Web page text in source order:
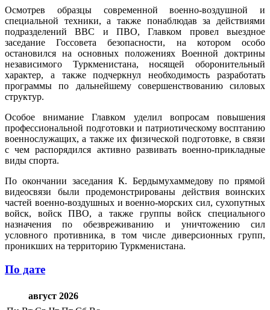
Осмотрев образцы современной военно-воздушной и
специальной техники, а также понаблюдав за действиями
подразделений ВВС и ПВО, Главком провел выездное
заседание Госсовета безопасности, на котором особо
остановился на основных положениях Военной доктрины
независимого Туркменистана, носящей оборонительный
характер, а также подчеркнул необходимость разработать
программы по дальнейшему совершенствованию силовых
структур.
Особое внимание Главком уделил вопросам повышения
профессиональной подготовки и патриотическому восптанию
военнослужащих, а также их физической подготовке, в связи
с чем распорядился активно развивать военно-прикладные
виды спорта.
По окончании заседания К. Бердымухаммедову по прямой
видеосвязи были продемонстрированы действия воинских
частей военно-воздушных и военно-морских сил, сухопутных
войск, войск ПВО, а также группы войск специального
назначения по обезвреживанию и уничтожению сил
условного противника, в том числе диверсионных групп,
проникших на территорию Туркменистана.
По дате
август 2026